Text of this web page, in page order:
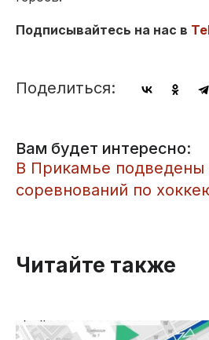
Подписывайтесь на нас в
Поделиться:
Вам будет интересно:
​В Прикамье подведены
соревнований по
Читайте также